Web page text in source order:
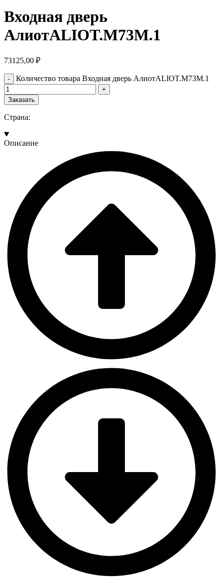
Входная дверь
АлиотALIOT.M73M.1
73125,00 ₽
Количество товара Входная дверь АлиотALIOT.M73M.1
Заказать
Страна:
Описание